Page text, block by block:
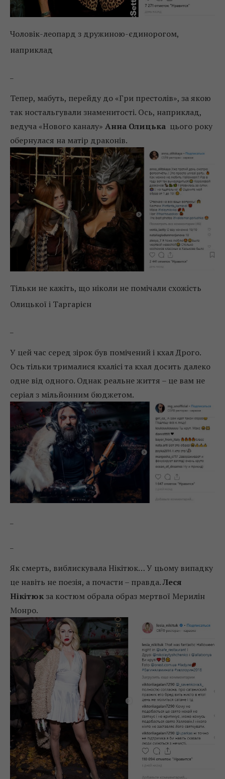
Чоловік-леопард з дружиною-єдинорогом,
наприклад
Тепер, мабуть, перейду до «Гри престолів», за якою
так ностальгували знаменитості. Ось, наприклад,
ведуча «Нового каналу» Анна Олицька цього року
обернулася на матір драконів.
Тільки не кажіть, що ніколи не помічали схожість
Олицької і Таргарієн
У цей час серед зірок був помічений і кхал Дрого.
Ось тільки трималися кхалісі та кхал досить далеко
одне від одного. Однак реальне життя – це вам не
серіал з мільйонним бюджетом.
Як смерть, виблискувала Нікітюк… У цьому випадку
це навіть не поезія, а почасти – правда.Леся
Нікітюк за костюм обрала образ мертвої Мерилін
Монро.